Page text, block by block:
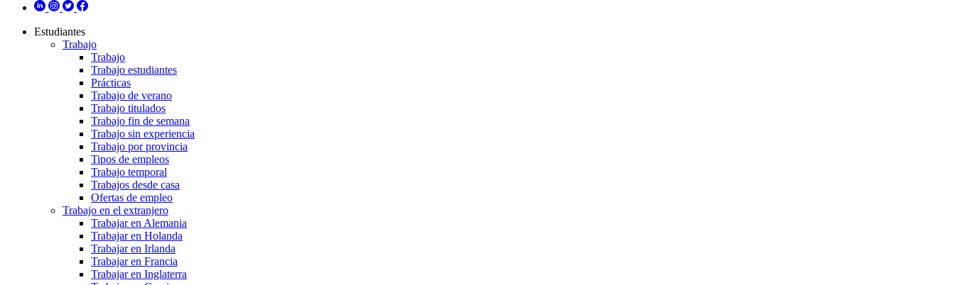
Estudiantes
Trabajo
Trabajo
Trabajo estudiantes
Prácticas
Trabajo de verano
Trabajo titulados
Trabajo fin de semana
Trabajo sin experiencia
Trabajo por provincia
Tipos de empleos
Trabajo temporal
Trabajos desde casa
Ofertas de empleo
Trabajo en el extranjero
Trabajar en Alemania
Trabajar en Holanda
Trabajar en Irlanda
Trabajar en Francia
Trabajar en Inglaterra